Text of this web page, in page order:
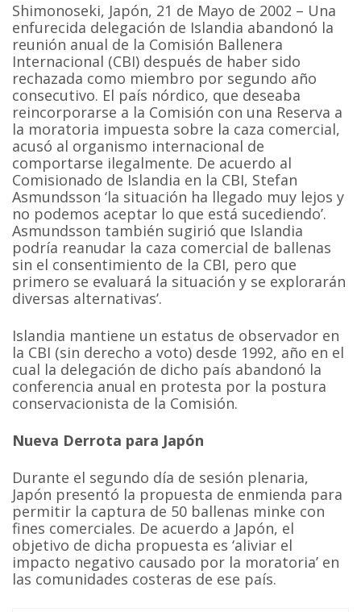
Shimonoseki, Japón, 21 de Mayo de 2002 – Una
enfurecida delegación de Islandia abandonó la
reunión anual de la Comisión Ballenera
Internacional (CBI) después de haber sido
rechazada como miembro por segundo año
consecutivo. El país nórdico, que deseaba
reincorporarse a la Comisión con una Reserva a
la moratoria impuesta sobre la caza comercial,
acusó al organismo internacional de
comportarse ilegalmente. De acuerdo al
Comisionado de Islandia en la CBI, Stefan
Asmundsson ‘la situación ha llegado muy lejos y
no podemos aceptar lo que está sucediendo’.
Asmundsson también sugirió que Islandia
podría reanudar la caza comercial de ballenas
sin el consentimiento de la CBI, pero que
primero se evaluará la situación y se explorarán
diversas alternativas’.
Islandia mantiene un estatus de observador en
la CBI (sin derecho a voto) desde 1992, año en el
cual la delegación de dicho país abandonó la
conferencia anual en protesta por la postura
conservacionista de la Comisión.
Nueva Derrota para Japón
Durante el segundo día de sesión plenaria,
Japón presentó la propuesta de enmienda para
permitir la captura de 50 ballenas minke con
fines comerciales. De acuerdo a Japón, el
objetivo de dicha propuesta es ‘aliviar el
impacto negativo causado por la moratoria’ en
las comunidades costeras de ese país.